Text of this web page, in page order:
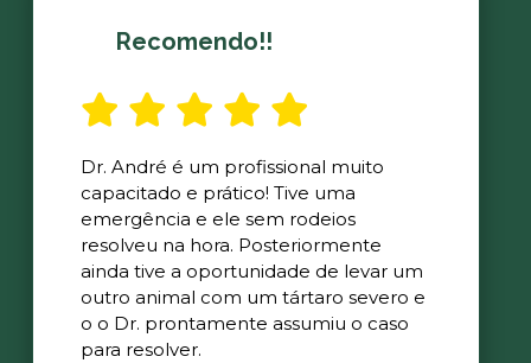
Recomendo!!
Dr. André é um profissional muito
capacitado e prático! Tive uma
emergência e ele sem rodeios
resolveu na hora. Posteriormente
ainda tive a oportunidade de levar um
outro animal com um tártaro severo e
o o Dr. prontamente assumiu o caso
para resolver.